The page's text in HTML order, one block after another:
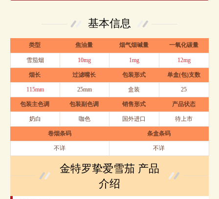
基本信息
类型 焦油量 烟气烟碱量 一氧化碳量
雪茄烟 10mg 1mg 12mg
烟长 过滤嘴长 包装形式 单盒(包)支数
115mm 25mm 盒装 25
包装主色调 包装副色调 销售形式 产品状态
奶白 咖色 国外进口 待上市
卷烟条码 条盒条码
不详 不详
金特罗挚爱雪茄 产品
介绍